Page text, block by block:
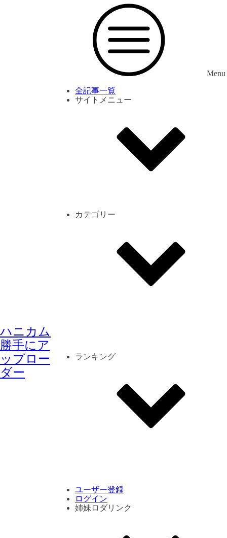
ハニカム
勝手にア
ップロー
ダー
Menu
全記事一覧
サイトメニュー
カテゴリー
ランキング
ユーザー登録
ログイン
姉妹ロダリンク